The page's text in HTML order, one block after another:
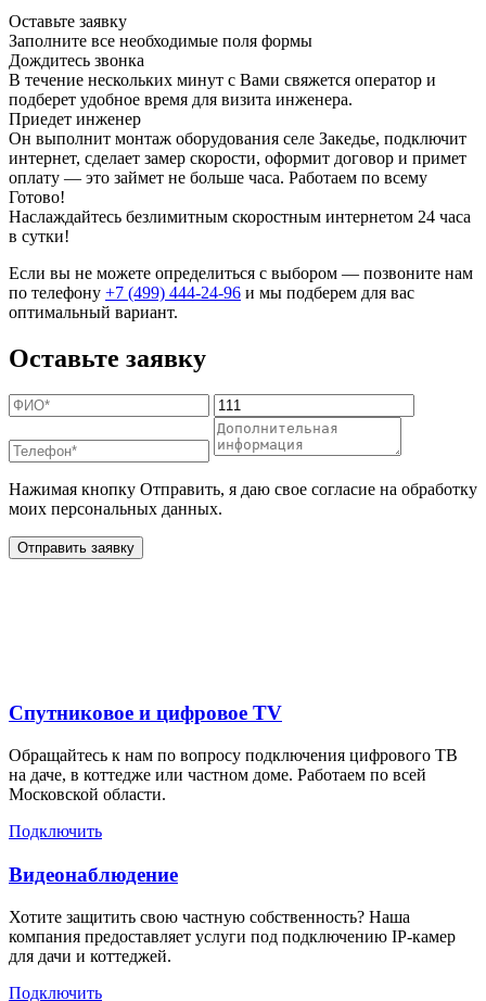
Оставьте заявку
Заполните все необходимые поля формы
Дождитесь звонка
В течение нескольких минут с Вами свяжется оператор и
подберет удобное время для визита инженера.
Приедет инженер
Он выполнит монтаж оборудования селе Закедье, подключит
интернет, сделает замер скорости, оформит договор и примет
оплату — это займет не больше часа. Работаем по всему
Готово!
Наслаждайтесь безлимитным скоростным интернетом 24 часа
в сутки!
Если вы не можете определиться с выбором — позвоните нам
по телефону +7 (499) 444-24-96 и мы подберем для вас
оптимальный вариант.
Оставьте заявку
Нажимая кнопку Отправить, я даю свое согласие на обработку
моих персональных данных.
Отправить заявку
Спутниковое и цифровое TV
Обращайтесь к нам по вопросу подключения цифрового ТВ
на даче, в коттедже или частном доме. Работаем по всей
Московской области.
Подключить
Видеонаблюдение
Хотите защитить свою частную собственность? Наша
компания предоставляет услуги под подключению IP-камер
для дачи и коттеджей.
Подключить